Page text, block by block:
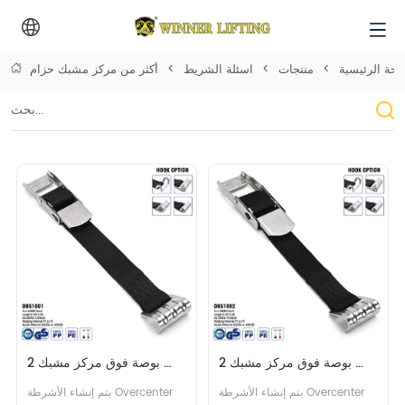
الرئيسية > منتجات > اسئلة الشريط > أكثر من مركز مشبك حزام
2 بوصة فوق مركز مشبك
الشريط مع هوك شقة
يتم إنشاء الأشرطة Overcenter
2 بوصة فوق مركز مشبك
الشريط مع هوك شقة
يتم إنشاء الأشرطة Overcenter